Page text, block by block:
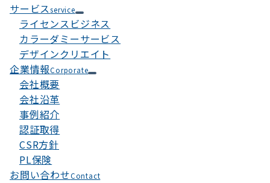
サービスservice
ライセンスビジネス
カラーダミーサービス
デザインクリエイト
企業情報Corporate
会社概要
会社沿革
事例紹介
認証取得
CSR方針
PL保険
お問い合わせContact